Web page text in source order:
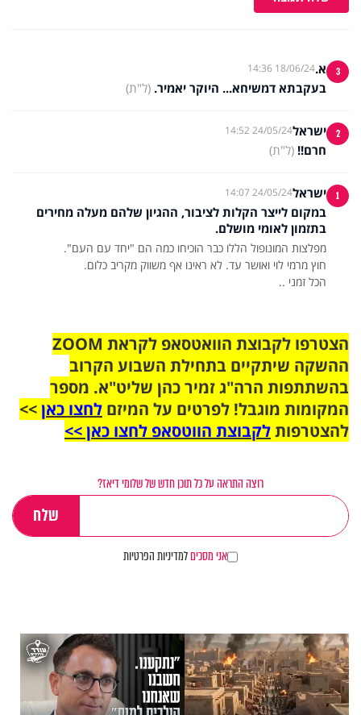
3 א.18/06/24 14:36
בעקבתא דמשיחא... היוקר יאמיר. (ל"ת)
2 ישראל24/05/24 14:52
חרם!! (ל"ת)
1 ישראל24/05/24 14:07
במקום לייצר הקלות לציבור, ההגיון שלהם מעלה מחירים
בתזמון לאומי מושלם.
הכל זמני ..
הצטרפו לקבוצת הוואטסאפ לקראת ZOOM
ההשקה שיתקיים בתחילת השבוע הקרוב
בהשתתפות הרה"ג זמיר כהן שליט"א. מספר
המקומות מוגבל! לפרטים על המיזם לחצו כאן>>
להצטרפותלקבוצת הווטסאפ לחצו כאן >>
רוצה התראה על כל תוכן חדש של שלומי דיאז?
אני מסכיםלמדיניות הפרטיות